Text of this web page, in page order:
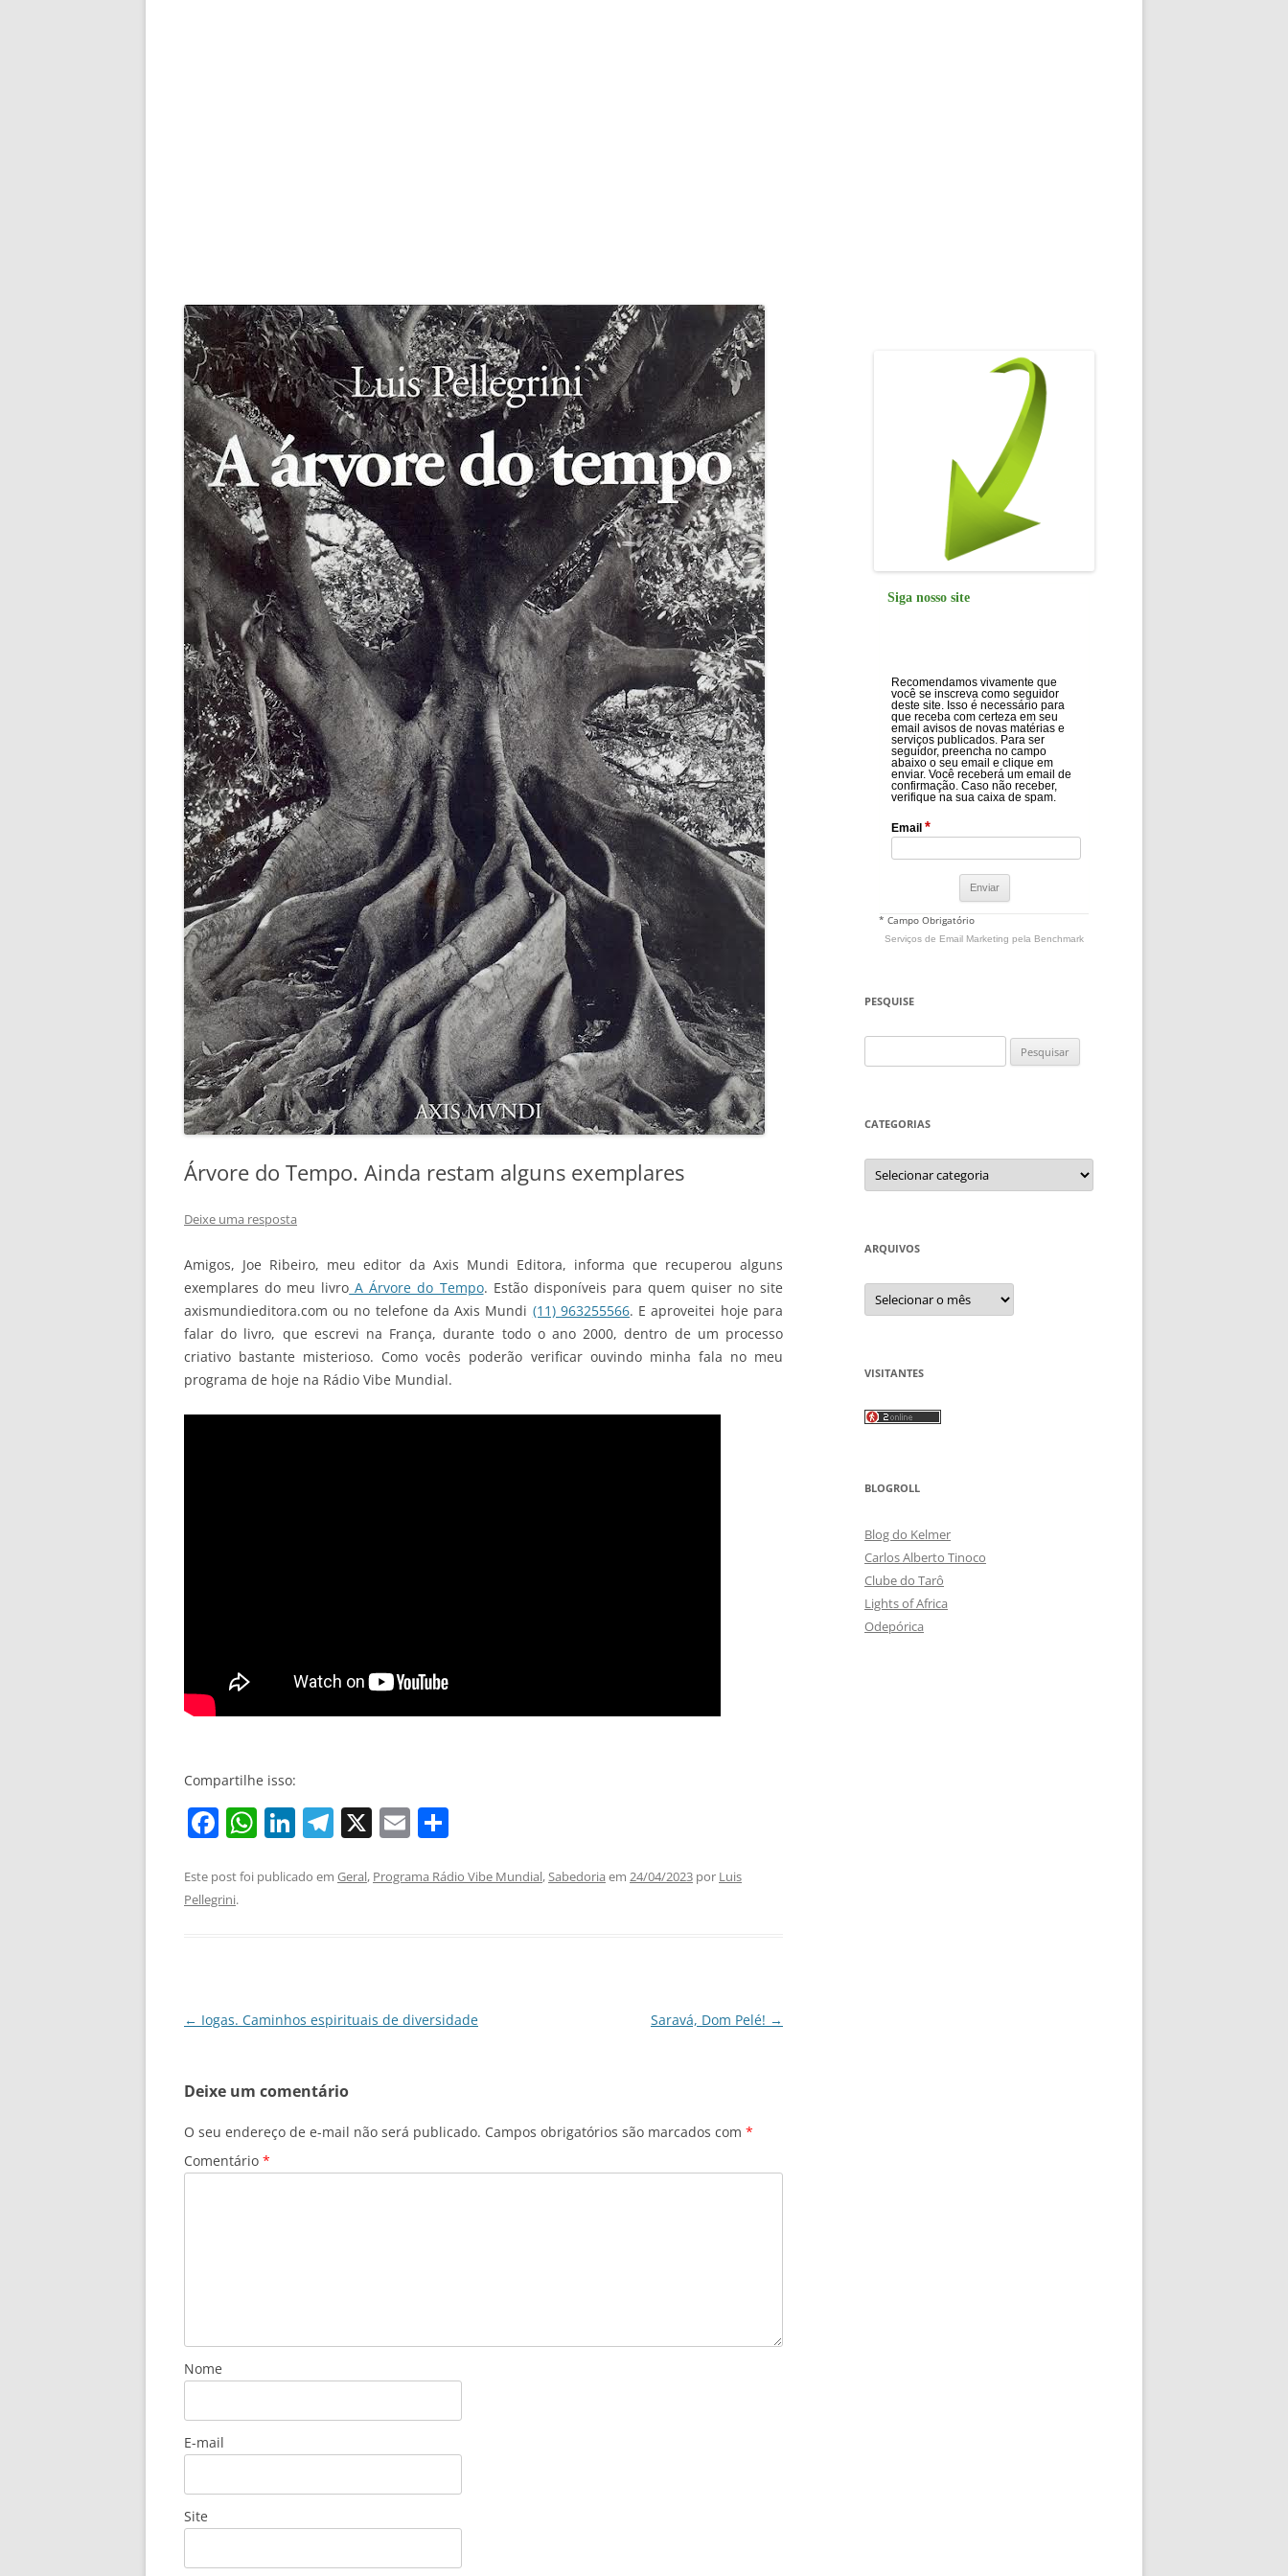
Árvore do Tempo. Ainda restam alguns exemplares
Deixe uma resposta
Amigos, Joe Ribeiro, meu editor da Axis Mundi Editora, informa que recuperou alguns
exemplares do meu livro A Árvore do Tempo. Estão disponíveis para quem quiser no site
axismundieditora.com ou no telefone da Axis Mundi (11) 963255566. E aproveitei hoje para
falar do livro, que escrevi na França, durante todo o ano 2000, dentro de um processo
criativo bastante misterioso. Como vocês poderão verificar ouvindo minha fala no meu
programa de hoje na Rádio Vibe Mundial.
Compartilhe isso:
F
c
e
o
k
W
at
p
Li
k
T
e
X E
ai ar
Este post foi publicado em Geral, Programa Rádio Vibe Mundial,Sabedoria em 24/04/2023 por Luis
Pellegrini.
Navegação
← Iogas. Caminhos espirituais de diversidade Saravá, Dom Pelé! →
Deixe um comentário
O seu endereço de e-mail não será publicado. Campos obrigatórios são marcados com *
Comentário *
Nome
E-mail
Site
Siga nosso site
Recomendamos vivamente que
você se inscreva como seguidor
deste site. Isso é necessário para
que receba com certeza em seu
email avisos de novas matérias e
serviços publicados. Para ser
seguidor, preencha no campo
abaixo o seu email e clique em
enviar. Você receberá um email de
confirmação. Caso não receber,
verifique na sua caixa de spam.
Email *
* Campo Obrigatório
Serviços de Email Marketing pela Benchmark
PESQUISE
por:
CATEGORIAS
Categorias
ARQUIVOS
Arquivos
VISITANTES
BLOGROLL
Blog do Kelmer
Carlos Alberto Tinoco
Clube do Tarô
Lights of Africa
Odepórica